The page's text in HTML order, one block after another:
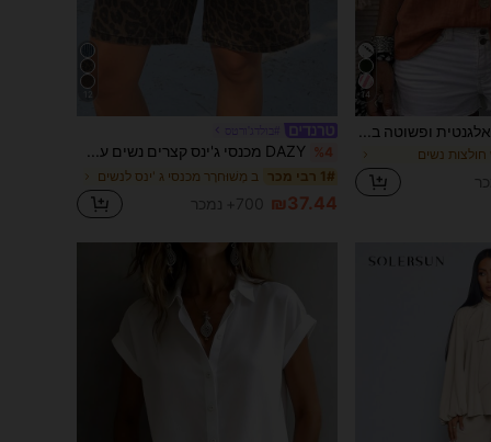
14
נשים %4
1# רבי מכר ב מְשׁוּחרָר מכנסי ג 'ינס לנשים
₪37.44 700+ נמכר